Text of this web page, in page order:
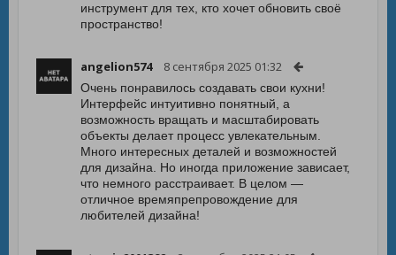
инструмент для тех, кто хочет обновить своё
пространство!
angelion574 8 сентября 2025 01:32
Очень понравилось создавать свои кухни!
Интерфейс интуитивно понятный, а
возможность вращать и масштабировать
объекты делает процесс увлекательным.
Много интересных деталей и возможностей
для дизайна. Но иногда приложение зависает,
что немного расстраивает. В целом —
отличное времяпрепровождение для
любителей дизайна!